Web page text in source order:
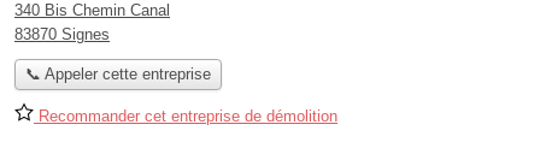
340 Bis Chemin Canal
83870 Signes
📞 Appeler cette entreprise
Recommander cet entreprise de démolition